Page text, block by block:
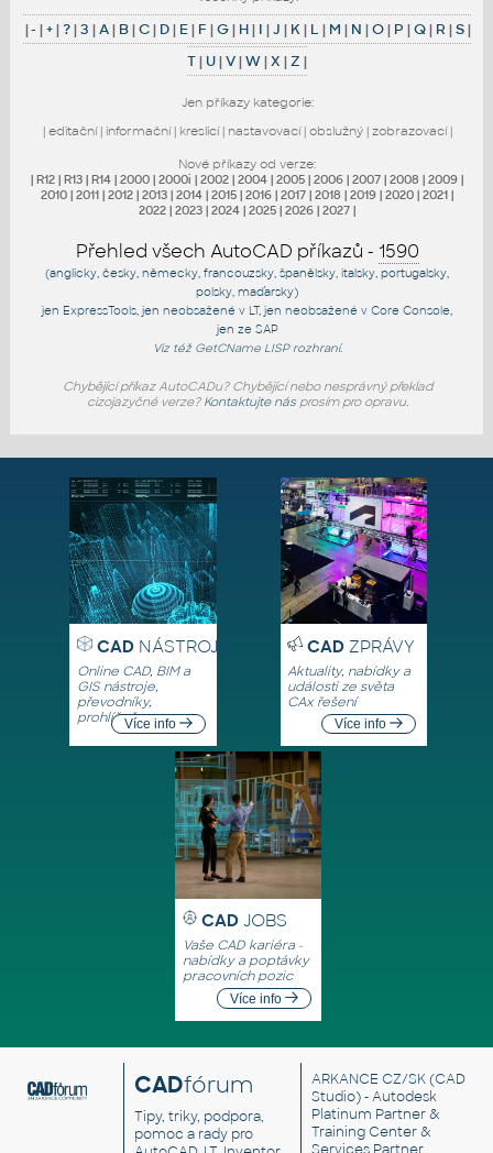
|- |+|?|3 |A| B|C| D| E| F |G| H| I |J | K| L | M | N |O| P |Q| R |S|
T| U|V|W|X |Z |
Jen příkazy kategorie:
| editační| informační| kreslicí| nastavovací| obslužný| zobrazovací|
Nové příkazy od verze:
| R12 | R13 | R14 | 2000 | 2000i | 2002 | 2004 | 2005 | 2006 | 2007 | 2008 | 2009 |
2010 | 2011 | 2012 | 2013 | 2014 | 2015 | 2016 | 2017 | 2018 | 2019 | 2020 | 2021 |
2022 | 2023 | 2024 | 2025 | 2026 | 2027 |
Přehled všech AutoCAD příkazů - 1590
(anglicky, česky, německy, francouzsky, španělsky, italsky, portugalsky,
polsky, maďarsky)
jen ExpressTools , jen neobsažené v LT, jen neobsažené v Core Console
jen ze SAP
Viz též GetCNameLISP rozhraní.
Chybějící příkaz AutoCADu? Chybějící nebo nesprávný překlad
cizojazyčné verze? Kontaktujte násprosím pro opravu.
CADNÁSTROJE
Online CAD, BIM a
GIS nástroje,
převodníky,
prohlížečeVíce info
CADZPRÁVY
Aktuality, nabídky a
události ze světa
CAx řešení
Více info
CAD JOBS
Vaše CAD kariéra -
nabídky a poptávky
pracovních pozic
Více info
CADfórum
Tipy, triky, podpora,
pomoc a rady pro
ARKANCE CZ/SK(CAD
Studio) - Autodesk
Platinum Partner &
Training Center &